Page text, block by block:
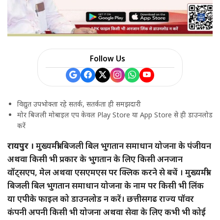
Follow Us
विद्युत उपभोक्ता रहे सतर्क, सतर्कता ही समझदारी
मोर बिजली मोबाइल एप केवल Play Store या App Store से ही डाउनलोड
करें
रायपुर । मुख्यमंत्री बिजली बिल भुगतान समाधान योजना के पंजीयन
अथवा किसी भी प्रकार के भुगतान के लिए किसी अनजान
वॉट्सएप, मेल अथवा एसएमएस पर क्लिक करने से बचें । मुख्यमंत्री
बिजली बिल भुगतान समाधान योजना के नाम पर किसी भी लिंक
या एपीके फाइल को डाउनलोड न करें। छत्तीसगढ राज्य पॉवर
कंपनी अपनी किसी भी योजना अथवा सेवा के लिए कभी भी कोई